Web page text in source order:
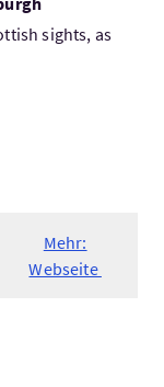
sights, as
Mehr:
Webseite